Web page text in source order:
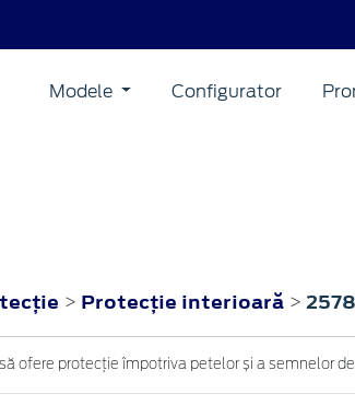
Modele Configurator
> Protecţie interioară >
ofere protecție împotriva petelor și a semnelor